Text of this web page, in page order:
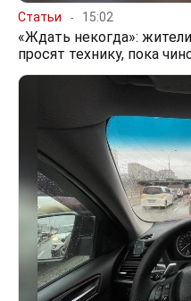
Статьи 15:02
«Ждать некогда»:
просят технику, пока